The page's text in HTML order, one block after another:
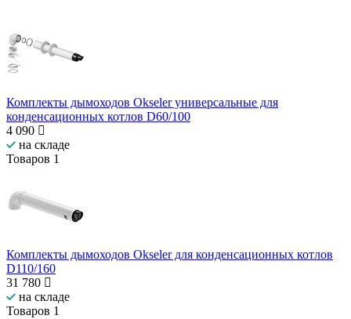
Комплекты дымоходов Okseler универсальные для
конденсационных котлов D60/100
4 090
на складе
Товаров 1
Комплекты дымоходов Okseler для конденсационных котлов
D110/160
31 780
на складе
Товаров 1